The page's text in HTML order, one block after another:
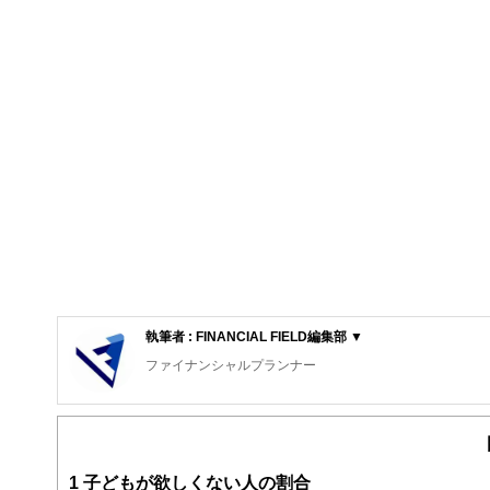
執筆者 : FINANCIAL FIELD編集部 ▼
ファイナンシャルプランナー
FinancialField編集部は、金融、経済に関する記事を、日
案から記事掲載まですべての工程に関わることで、読者目
1 子どもが欲しくない人の割合